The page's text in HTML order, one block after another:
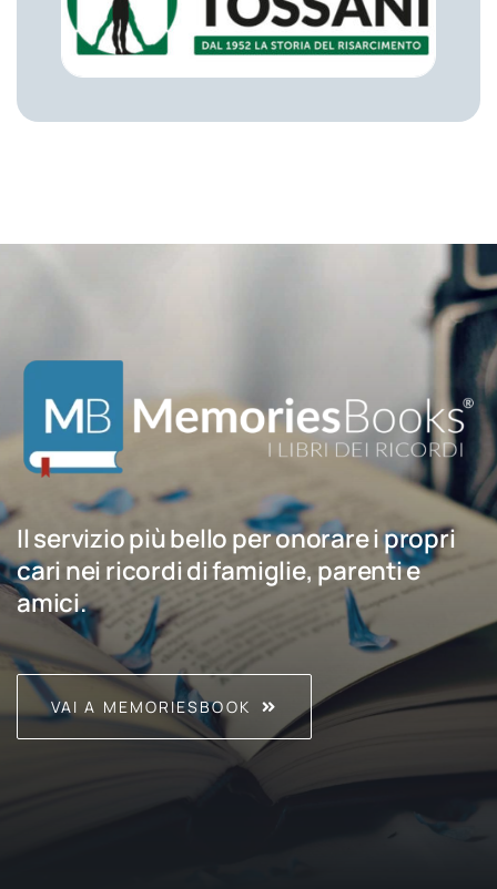
Il servizio più bello per onorare i propri
cari nei ricordi di famiglie, parenti e
amici.
VAI A MEMORIESBOOK